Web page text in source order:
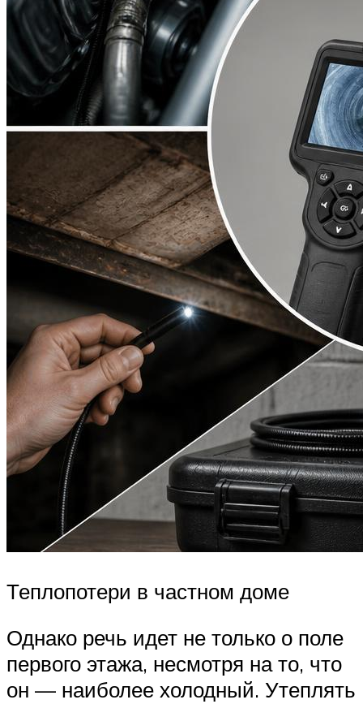
Теплопотери в частном доме
Однако речь идет не только о поле
первого этажа, несмотря на то, что
он — наиболее холодный. Утеплять